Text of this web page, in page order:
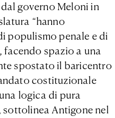
governo Meloni in
“hanno
populismo penale e di
spazio a una
spostato il baricentro
costituzionale
logica di pura
sottolinea Antigone nel